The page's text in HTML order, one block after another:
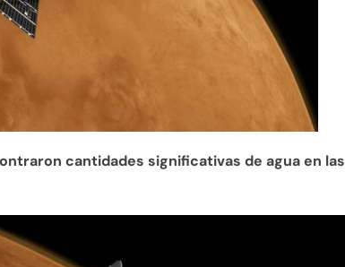
cantidades significativas de agua en las